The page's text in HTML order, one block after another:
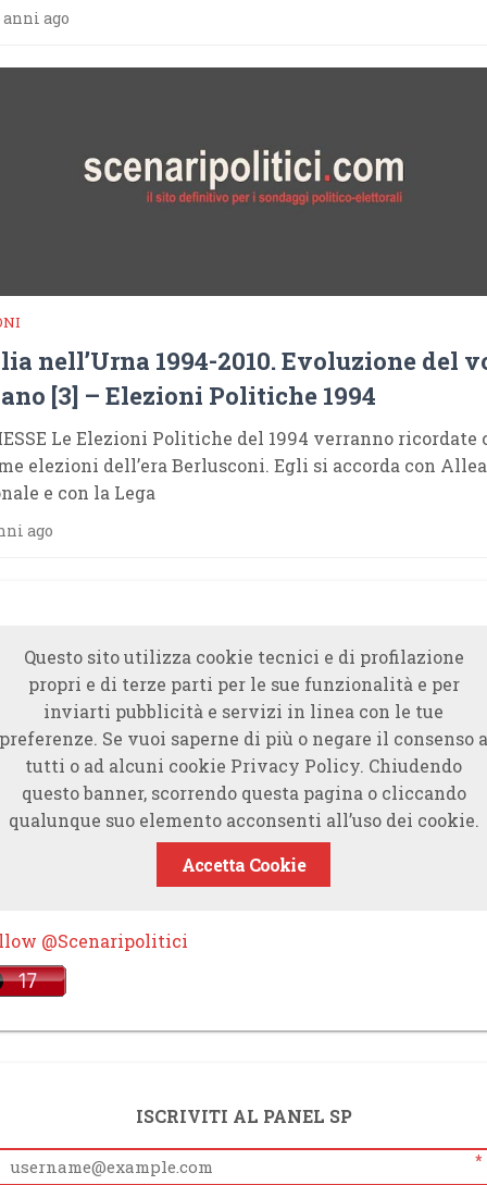
anni ago
nell’Urna 1994-2010. Evoluzione del
[3] – Elezioni Politiche 1994
Le Elezioni Politiche del 1994 verranno ricordate
elezioni dell’era Berlusconi. Egli si accorda con
e con la Lega
ago
Questo sito utilizza cookie tecnici e di profilazione
propri e di terze parti per le sue funzionalità e per
inviarti pubblicità e servizi in linea con le tue
preferenze. Se vuoi saperne di più o negare il consenso a
tutti o ad alcuni cookie Privacy Policy. Chiudendo
questo banner, scorrendo questa pagina o cliccando
qualunque suo elemento acconsenti all’uso dei cookie.
Accetta Cookie
@Scenaripolitici
ISCRIVITI AL PANEL SP
*